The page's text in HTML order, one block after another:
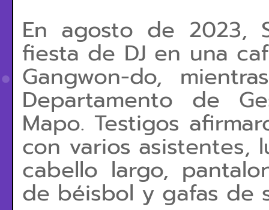
En agosto de 2023,
fiesta de DJ en una
Gangwon-do,
Departamento de
Mapo. Testigos
con varios asistentes,
cabello largo,
de béisbol y gafas de